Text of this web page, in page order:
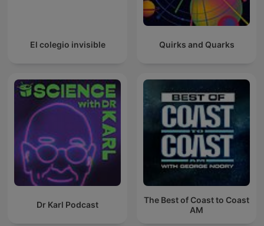
El colegio invisible Quirks and Quarks
Dr Karl Podcast
The Best of Coast to Coast
AM